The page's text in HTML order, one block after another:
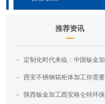
推荐资讯
定制化时代来临：中国钣金加工满足个性化需求，引领市场
西安不锈钢箱柜体加工你需要知道这
陕西钣金加工西安格仑特环保钣金加工的效率和质量如